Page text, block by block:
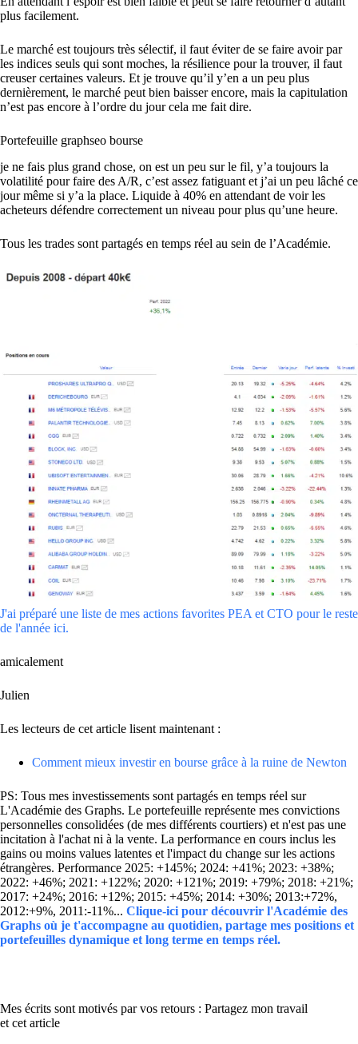
plus facilement.
Le marché est toujours très sélectif, il faut éviter de se faire avoir par
les indices seuls qui sont moches, la résilience pour la trouver, il faut
creuser certaines valeurs. Et je trouve qu’il y’en a un peu plus
dernièrement, le marché peut bien baisser encore, mais la capitulation
n’est pas encore à l’ordre du jour cela me fait dire.
Portefeuille graphseo bourse
je ne fais plus grand chose, on est un peu sur le fil, y’a toujours la
volatilité pour faire des A/R, c’est assez fatiguant et j’ai un peu lâché ce
jour même si y’a la place. Liquide à 40% en attendant de voir les
acheteurs défendre correctement un niveau pour plus qu’une heure.
Tous les trades sont partagés en temps réel au sein de l’Académie.
J'ai préparé une liste de mes actions favorites PEA et CTO pour le reste
de l'année ici.
amicalement
Julien
Les lecteurs de cet article lisent maintenant :
Comment mieux investir en bourse grâce à la ruine de Newton
PS: Tous mes investissements sont partagés en temps réel sur
L'Académie des Graphs. Le portefeuille représente mes convictions
personnelles consolidées (de mes différents courtiers) et n'est pas une
incitation à l'achat ni à la vente. La performance en cours inclus les
gains ou moins values latentes et l'impact du change sur les actions
étrangères. Performance 2025: +145%; 2024: +41%; 2023: +38%;
2022: +46%; 2021: +122%; 2020: +121%; 2019: +79%; 2018: +21%;
2017: +24%; 2016: +12%; 2015: +45%; 2014: +30%; 2013:+72%,
2012:+9%, 2011:-11%... Clique-ici pour découvrir l'Académie des
Graphs où je t'accompagne au quotidien, partage mes positions et
portefeuilles dynamique et long terme en temps réel.
Mes écrits sont motivés par vos retours : Partagez mon travail
et cet article